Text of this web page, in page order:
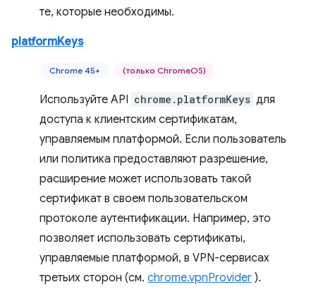
те, которые необходимы.
platformKeys
Chrome 45+ (только ChromeOS)
Используйте API chrome.platformKeys для
доступа к клиентским сертификатам,
управляемым платформой. Если пользователь
или политика предоставляют разрешение,
расширение может использовать такой
сертификат в своем пользовательском
протоколе аутентификации. Например, это
позволяет использовать сертификаты,
управляемые платформой, в VPN-сервисах
третьих сторон (см. chrome.vpnProvider ).